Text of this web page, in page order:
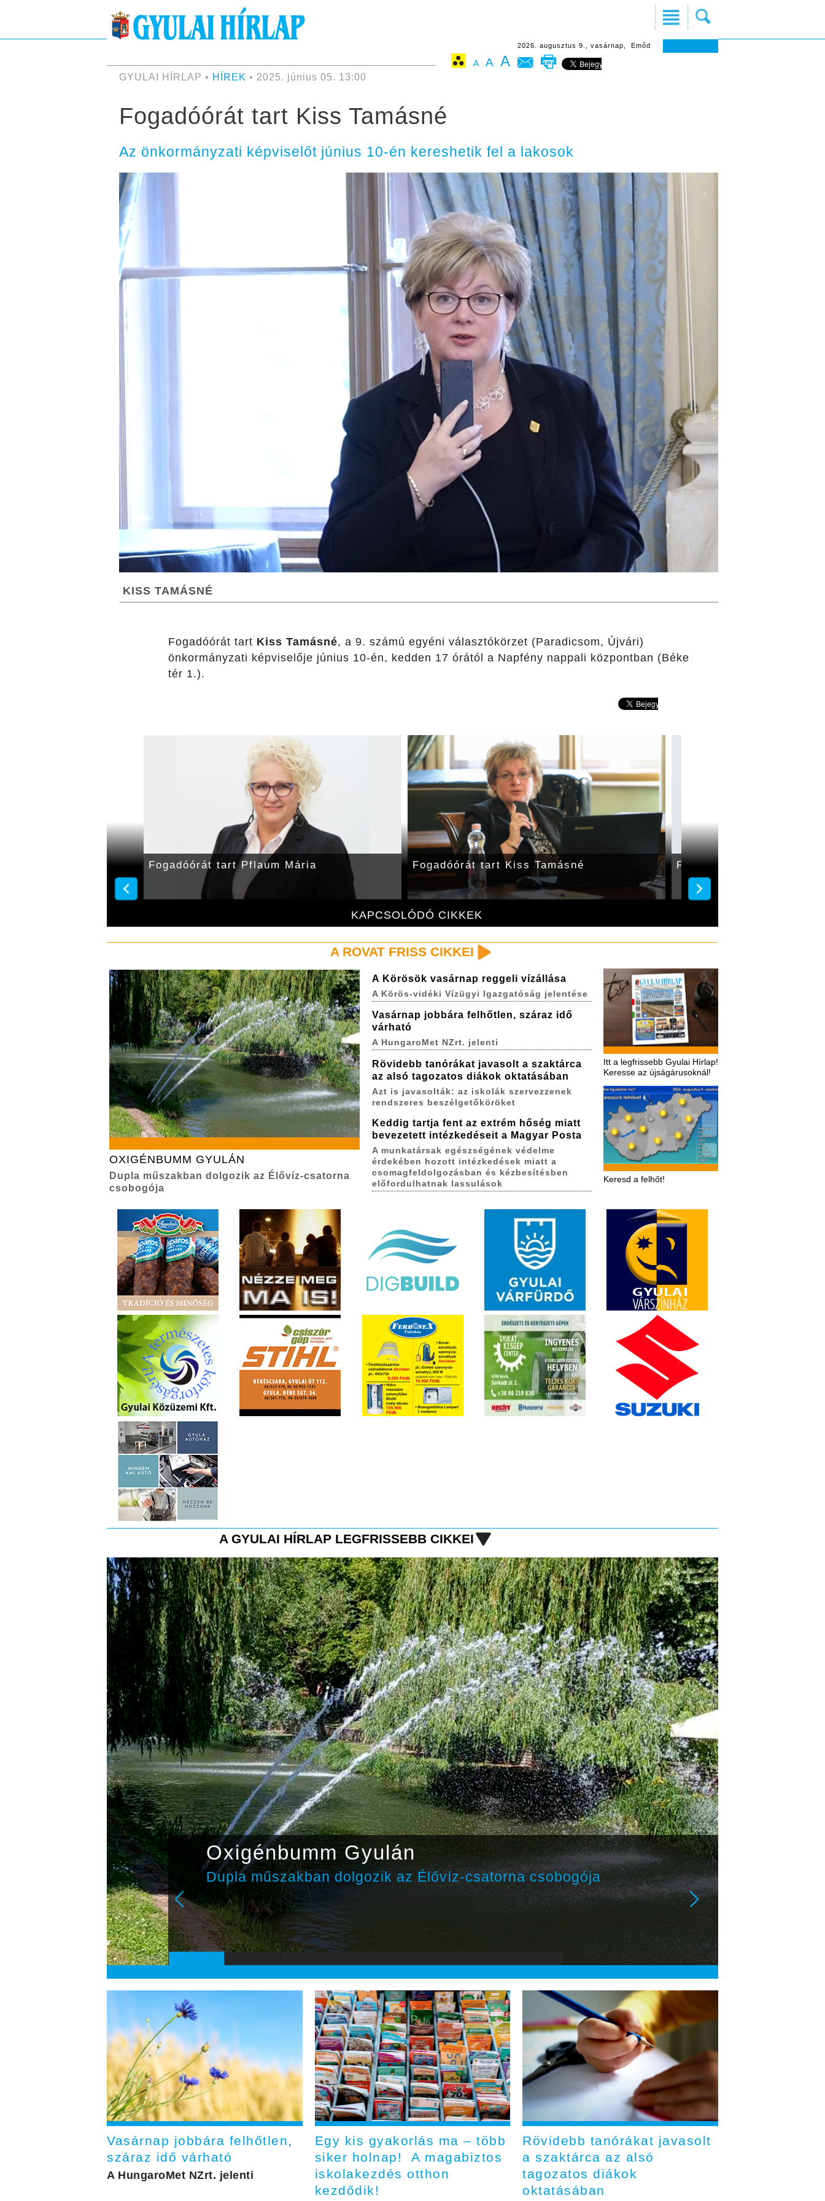
2026. augusztus 9., vasárnap, Emőd
A A A
GYULAI HÍRLAP • HÍREK • 2025. június 05. 13:00
Fogadóórát tart Kiss Tamásné
Az önkormányzati képviselőt június 10-én kereshetik fel a lakosok
KISS TAMÁSNÉ
Fogadóórát tart Kiss Tamásné, a 9. számú egyéni választókörzet (Paradicsom, Újvári)
önkormányzati képviselője június 10-én, kedden 17 órától a Napfény nappali központban (Béke
tér 1.).
KAPCSOLÓDÓ CIKKEK
Fogadóórát tart Pflaum Mária Fogadóórát tart Kiss Tamásné Fogadóórát tart Szilágyi
A ROVAT FRISS CIKKEI
OXIGÉNBUMM GYULÁN
Dupla műszakban dolgozik az Élővíz-csatorna
csobogója
Itt a legfrissebb Gyulai Hírlap!
Keresse az újságárusoknál!
Keresd a felhőt!
A Körösök vasárnap reggeli vízállása
A Körös-vidéki Vízügyi Igazgatóság jelentése
Vasárnap jobbára felhőtlen, száraz idő
várható
A HungaroMet NZrt. jelenti
Rövidebb tanórákat javasolt a szaktárca
az alsó tagozatos diákok oktatásában
Azt is javasolták: az iskolák szervezzenek
rendszeres beszélgetőköröket
Keddig tartja fent az extrém hőség miatt
bevezetett intézkedéseit a Magyar Posta
A munkatársak egészségének védelme
érdekében hozott intézkedések miatt a
csomagfeldolgozásban és kézbesítésben
előfordulhatnak lassulások
A GYULAI HÍRLAP LEGFRISSEBB CIKKEI
Oxigénbumm Gyulán
Dupla műszakban dolgozik az Élővíz-csatorna csobogója
Vasárnap jobbára felhőtlen,
száraz idő várható
A HungaroMet NZrt. jelenti
Egy kis gyakorlás ma – több
siker holnap! A magabiztos
iskolakezdés otthon
kezdődik!
Rövidebb tanórákat javasolt
a szaktárca az alsó
tagozatos diákok
oktatásában